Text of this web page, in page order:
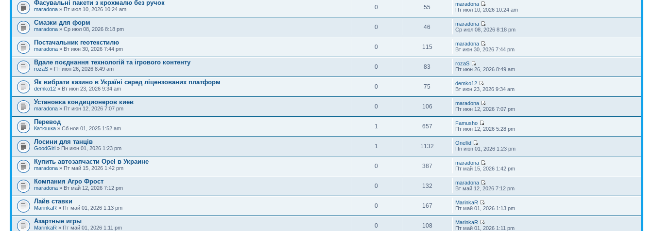
Фасувальні пакети з крохмалю без ручок
maradona » Пт июл 10, 2026 10:24 am 0 55
maradona
Пт июл 10, 2026 10:24 am
Смазки для форм
maradona » Ср июл 08, 2026 8:18 pm 0 46
maradona
Ср июл 08, 2026 8:18 pm
Постачальник геотекстилю
maradona » Вт июн 30, 2026 7:44 pm 0 115
maradona
Вт июн 30, 2026 7:44 pm
Вдале поєднання технологій та ігрового контенту
rozaS » Пт июн 26, 2026 8:49 am 0 83
rozaS
Пт июн 26, 2026 8:49 am
Як вибрати казино в Україні серед ліцензованих платформ
demko12 » Вт июн 23, 2026 9:34 am 0 75
demko12
Вт июн 23, 2026 9:34 am
Установка кондиционеров киев
maradona » Пт июн 12, 2026 7:07 pm 0 106
maradona
Пт июн 12, 2026 7:07 pm
Перевод
Катюшка » Сб ноя 01, 2025 1:52 am 1 657
Famusho
Пт июн 12, 2026 5:28 pm
Лосини для танців
GoodGirl » Пн июн 01, 2026 1:23 pm 1 1132
Onellid
Пн июн 01, 2026 1:23 pm
Купить автозапчасти Opel в Украине
maradona » Пт май 15, 2026 1:42 pm 0 387
maradona
Пт май 15, 2026 1:42 pm
Компания Агро Фрост
maradona » Вт май 12, 2026 7:12 pm 0 132
maradona
Вт май 12, 2026 7:12 pm
Лайв ставки
MarinkaR » Пт май 01, 2026 1:13 pm 0 167
MarinkaR
Пт май 01, 2026 1:13 pm
Азартные игры
MarinkaR » Пт май 01, 2026 1:11 pm 0 108
MarinkaR
Пт май 01, 2026 1:11 pm